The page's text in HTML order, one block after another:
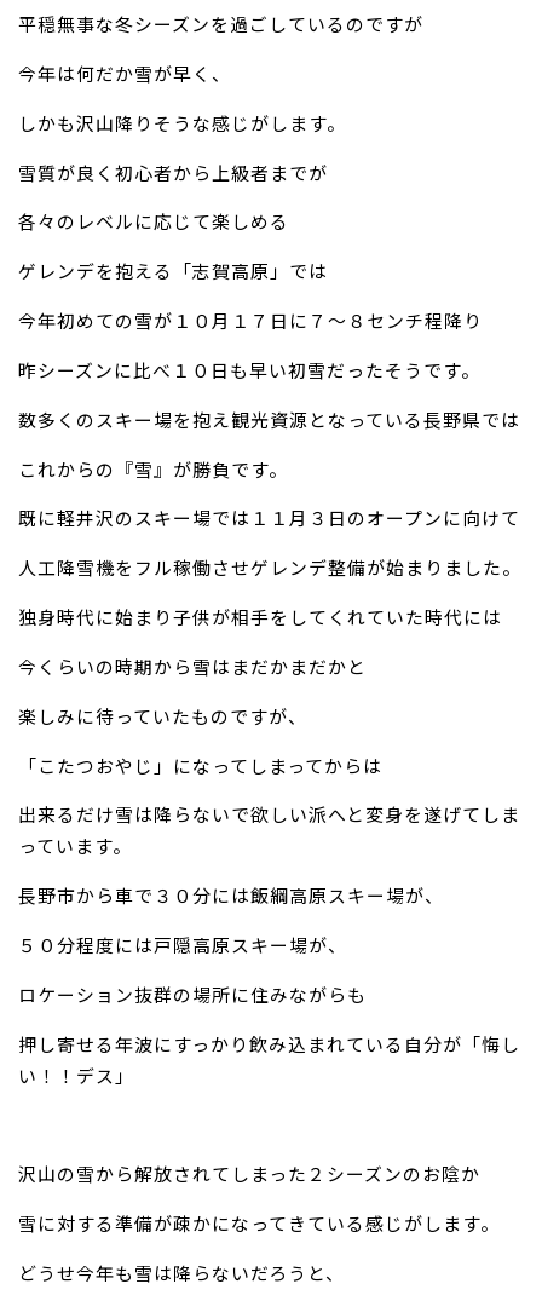
平穏無事な冬シーズンを過ごしているのですが
今年は何だか雪が早く、
しかも沢山降りそうな感じがします。
雪質が良く初心者から上級者までが
各々のレベルに応じて楽しめる
ゲレンデを抱える「志賀高原」では
今年初めての雪が１０月１７日に７～８センチ程降り
昨シーズンに比べ１０日も早い初雪だったそうです。
数多くのスキー場を抱え観光資源となっている長野県では
これからの『雪』が勝負です。
既に軽井沢のスキー場では１１月３日のオープンに向けて
人工降雪機をフル稼働させゲレンデ整備が始まりました。
独身時代に始まり子供が相手をしてくれていた時代には
今くらいの時期から雪はまだかまだかと
楽しみに待っていたものですが、
「こたつおやじ」になってしまってからは
出来るだけ雪は降らないで欲しい派へと変身を遂げてしま
っています。
長野市から車で３０分には飯綱高原スキー場が、
５０分程度には戸隠高原スキー場が、
ロケーション抜群の場所に住みながらも
押し寄せる年波にすっかり飲み込まれている自分が「悔し
い！！デス」
沢山の雪から解放されてしまった２シーズンのお陰か
雪に対する準備が疎かになってきている感じがします。
どうせ今年も雪は降らないだろうと、